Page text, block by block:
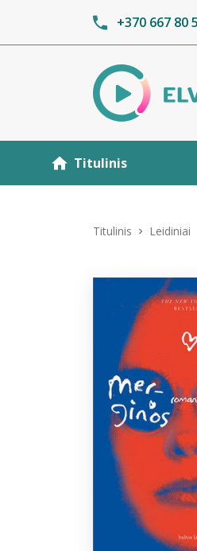
+370 667 80
Titulinis
Titulinis Leidiniai